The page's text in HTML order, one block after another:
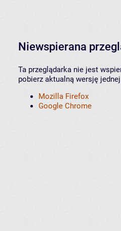
Niewspierana
Ta przeglądarka nie jest
pobierz aktualną wersję
Mozilla Firefox
Google Chrome